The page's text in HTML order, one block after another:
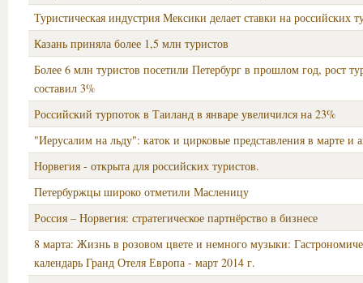
Туристическая индустрия Мексики делает ставки на российских
Казань приняла более 1,5 млн туристов
Более 6 млн туристов посетили Петербург в прошлом год, рост
составил 3%
Российский турпоток в Таиланд в январе увеличился на 23%
"Иерусалим на льду": каток и цирковые представления в марте и
Норвегия - открыта для российских туристов.
Петербуржцы широко отметили Масленицу
Россия – Норвегия: стратегическое партнёрство в бизнесе
8 марта: Жизнь в розовом цвете и немного музыки:
календарь Гранд Отеля Европа - март 2014 г.